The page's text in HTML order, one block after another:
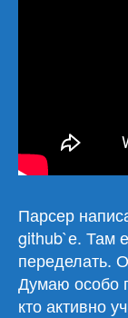
Парсер
github`е. Там
переделать.
Думаю особо
кто активно